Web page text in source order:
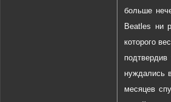
больше
Beatles ни
которого
нуждались
месяцев